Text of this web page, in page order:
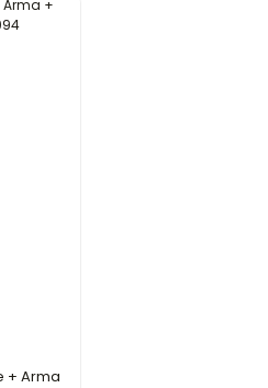
+ Arma